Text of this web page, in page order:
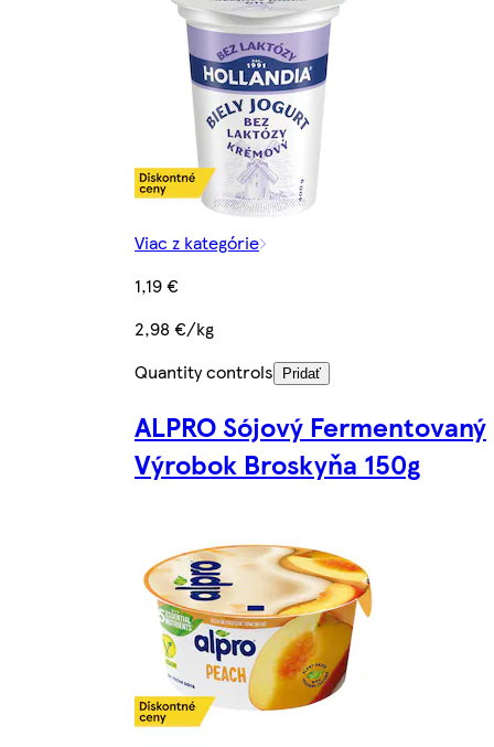
Viac z kategórie
1,19 €
2,98 €/kg
Quantity controls
Pridať
ALPRO Sójový Fermentovaný
Výrobok Broskyňa 150g